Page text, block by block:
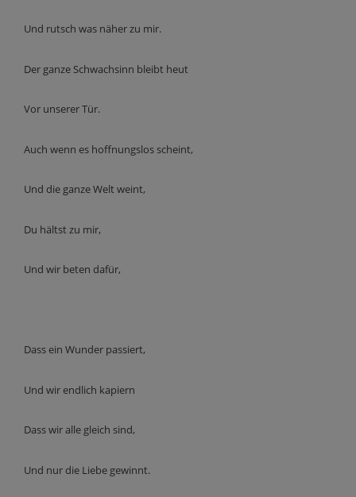
Und rutsch was näher zu mir.
Der ganze Schwachsinn bleibt heut
Vor unserer Tür.
Auch wenn es hoffnungslos scheint,
Und die ganze Welt weint,
Du hältst zu mir,
Und wir beten dafür,
Dass ein Wunder passiert,
Und wir endlich kapiern
Dass wir alle gleich sind,
Und nur die Liebe gewinnt.